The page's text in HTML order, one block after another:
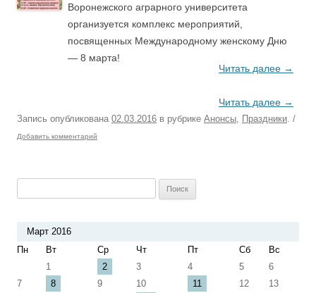
Воронежского аграрного университета
организуется комплекс мероприятий,
посвященных Международному женскому Дню
— 8 марта!
Читать далее →
Читать далее →
Запись опубликована 02.03.2016 в рубрике Анонсы Праздники /
Добавить комментарий
Март 2016
Пн
Вт Ср Чт Пт Сб
Вс
1
2 3 4 5
6
7
8 9 10 11 12
13